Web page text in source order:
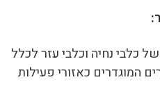
כלבי נחיה וכלבי עזר לכלל
המוגדרים כאזורי פעילות